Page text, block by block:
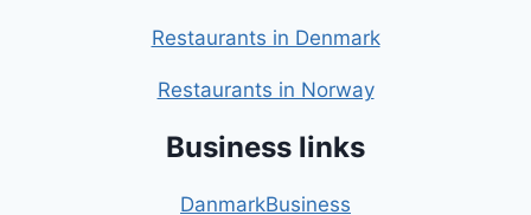
Restaurants in Denmark
Restaurants in Norway
Business links
DanmarkBusiness